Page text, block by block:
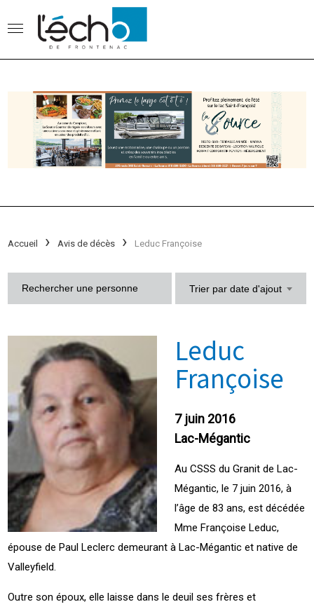
Accueil Avis de décès Leduc Françoise
Trier par date d'ajout
Leduc
Françoise
7 juin 2016
Lac-Mégantic
Au CSSS du Granit de Lac-
Mégantic, le 7 juin 2016, à
l’âge de 83 ans, est décédée
Mme Françoise Leduc,
épouse de Paul Leclerc demeurant à Lac-Mégantic et native de
Valleyfield.
Outre son époux, elle laisse dans le deuil ses frères et